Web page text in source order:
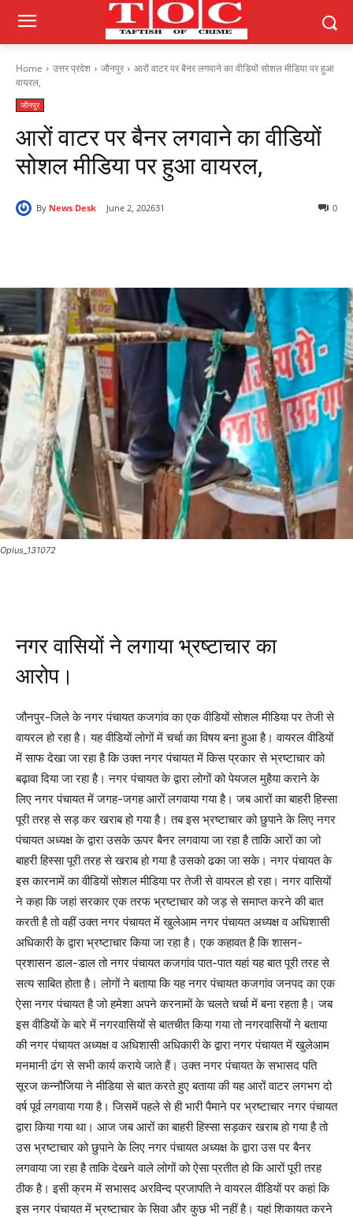
Home उत्तर प्रदेश जौनपुर
आरों वाटर पर बैनर लगवाने का वीडियों सोशल मीडिया पर हुआ
वायरल,
जौनपुर
आरों वाटर पर बैनर लगवाने का वीडियों
सोशल मीडिया पर हुआ वायरल,
By News Desk June 2, 2026 0
31
Oplus_131072
नगर वासियों ने लगाया भ्रष्टाचार का
आरोप।
जौनपुर-जिले के नगर पंचायत कजगांव का एक वीडियों सोशल मीडिया पर तेजी से
वायरल हो रहा है। यह वीडियों लोगों में चर्चा का विषय बना हुआ है। वायरल वीडियों
में साफ देखा जा रहा है कि उक्त नगर पंचायत में किस प्रकार से भ्रष्टाचार को
बढ़ावा दिया जा रहा है। नगर पंचायत के द्वारा लोगों को पेयजल मुहैया कराने के
लिए नगर पंचायत में जगह-जगह आरों लगवाया गया है। जब आरों का बाहरी हिस्सा
पूरी तरह से सड़ कर खराब हो गया है। तब इस भ्रष्टाचार को छुपाने के लिए नगर
पंचायत अध्यक्ष के द्वारा उसके ऊपर बैनर लगवाया जा रहा है ताकि आरों का जो
बाहरी हिस्सा पूरी तरह से खराब हो गया है उसको ढका जा सके। नगर पंचायत के
इस कारनामें का वीडियों सोशल मीडिया पर तेजी से वायरल हो रहा। नगर वासियों
ने कहा कि जहां सरकार एक तरफ भ्रष्टाचार को जड़ से समाप्त करने की बात
करती है तो वहीं उक्त नगर पंचायत में खुलेआम नगर पंचायत अध्यक्ष व अधिशासी
अधिकारी के द्वारा भ्रष्टाचार किया जा रहा है। एक कहावत है कि शासन-
प्रशासन डाल-डाल तो नगर पंचायत कजगांव पात-पात यहां यह बात पूरी तरह से
सत्य साबित होता है। लोगों ने बताया कि यह नगर पंचायत कजगांव जनपद का एक
ऐसा नगर पंचायत है जो हमेशा अपने करनामों के चलते चर्चा में बना रहता है। जब
इस वीडियों के बारे में नगरवासियों से बातचीत किया गया तो नगरवासियों ने बताया
की नगर पंचायत अध्यक्ष व अधिशासी अधिकारी के द्वारा नगर पंचायत में खुलेआम
मनमानी ढंग से सभी कार्य कराये जाते हैं। उक्त नगर पंचायत के सभासद पति
सूरज कन्नौजिया ने मीडिया से बात करते हुए बताया की यह आरों वाटर लगभग दो
वर्ष पूर्व लगवाया गया है। जिसमें पहले से ही भारी पैमाने पर भ्रष्टाचार नगर पंचायत
द्वारा किया गया था। आज जब आरों का बाहरी हिस्सा सड़कर खराब हो गया है तो
उस भ्रष्टाचार को छुपाने के लिए नगर पंचायत अध्यक्ष के द्वारा उस पर बैनर
लगवाया जा रहा है ताकि देखने वाले लोगों को ऐसा प्रतीत हो कि आरों पूरी तरह
ठीक है। इसी क्रम में सभासद अरविन्द प्रजापति ने वायरल वीडियों पर कहां कि
इस नगर पंचायत में भ्रष्टाचार के सिवा और कुछ भी नहीं है। यहां शिकायत करने